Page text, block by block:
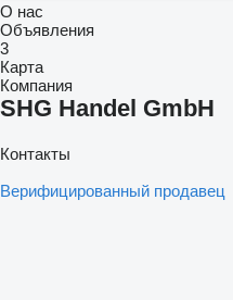
О нас
Объявления
3
Карта
Компания
SHG Handel GmbH
Контакты
Верифицированный продавец